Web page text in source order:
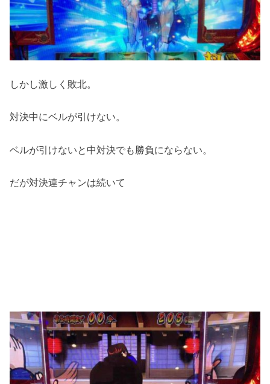
しかし激しく敗北。
対決中にベルが引けない。
ベルが引けないと中対決でも勝負にならない。
だが対決連チャンは続いて